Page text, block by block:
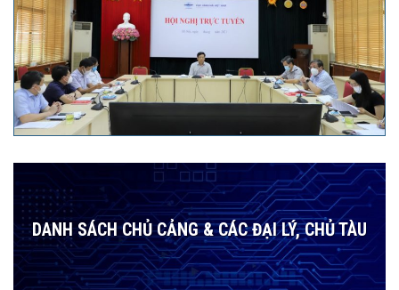
DANH SÁCH CHỦ CẢNG & CÁC ĐẠI LÝ, CHỦ TÀU